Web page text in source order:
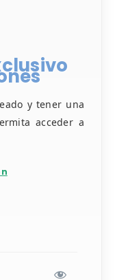
y tener una
acceder a